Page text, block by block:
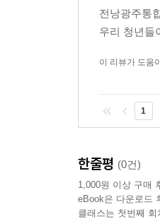
· 알래스카가 보
· 배치를 바꾸는
3장. 짝퉁 판교
· 농수축산물
4장. 플랫폼 식민
· 플랫폼 식민지
· 토건 예산 20%
전낭광주통
우리 청년들
이 리뷰가 도움
1
한줄평 (0건)
1,000원 이상 구매
eBook은 다운로드
클래스는 첫번째